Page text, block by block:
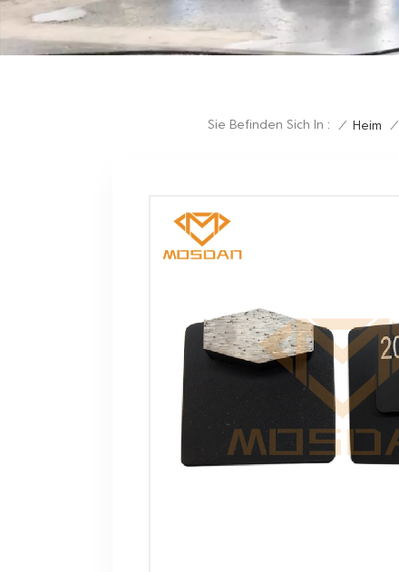
Sie Befinden Sich In : / Heim /